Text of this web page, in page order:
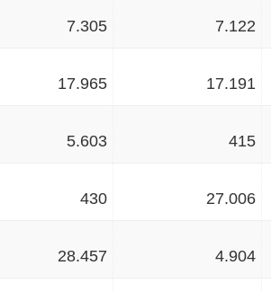
7.122
7.305
17.191
17.965
415
5.603
27.006
430
4.904
28.457